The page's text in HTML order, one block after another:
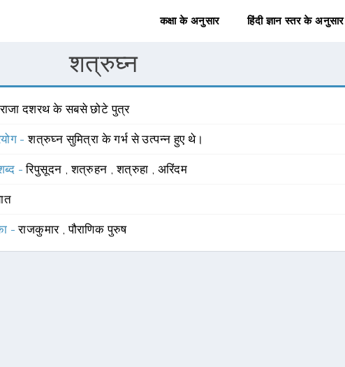
कक्षा के अनुसार हिंदी ज्ञान स्तर के अनुसार
शत्रुघ्न
राजा दशरथ के सबसे छोटे पुत्र
-शत्रुघ्न सुमित्रा के गर्भ से उत्पन्न हुए थे।
शब्द -रिपुसूदन ,शत्रुहन ,शत्रुहा , अरिंदम
-राजकुमार ,पौराणिक पुरुष